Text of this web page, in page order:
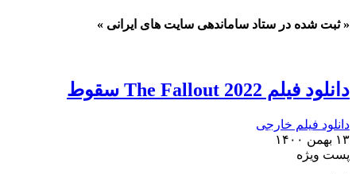
« ثبت شده در ستاد ساماندهی سایت های ایرانی »
دانلود فیلم The Fallout 2022 سقوط
دانلود فیلم خارجی
۱۳ بهمن ۱۴۰۰
پست ويژه